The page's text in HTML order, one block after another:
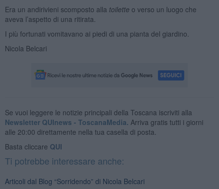
Era un andirivieni scomposto alla toilette o verso un luogo che
aveva l’aspetto di una ritirata.
I più fortunati vomitavano ai piedi di una pianta del giardino.
Nicola Belcari
Se vuoi leggere le notizie principali della Toscana iscriviti alla
Newsletter QUInews - ToscanaMedia. Arriva gratis tutti i giorni
alle 20:00 direttamente nella tua casella di posta.
Basta cliccare QUI
Ti potrebbe interessare anche:
Articoli dal Blog “Sorridendo” di Nicola Belcari